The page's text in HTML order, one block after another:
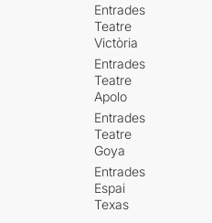
Entrades
Teatre
Victòria
Entrades
Teatre
Apolo
Entrades
Teatre
Goya
Entrades
Espai
Texas